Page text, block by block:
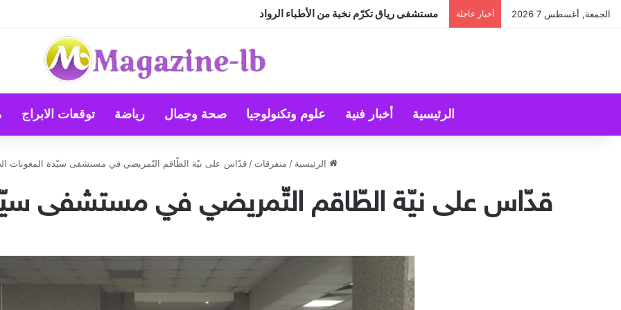
الجمعة, أغسطس 7 2026 أخبار عاجلة مستشفى رياق تكرّم نخبة من الأطباء الرواد
الرئيسية أخبار فنية علوم وتكنولوجيا صحة وجمال رياضة توقعات الابراج
الرئيسية / متفرقات / قدّاس على نيّة الطّاقم التّمريضي في مستشفى سيّدة المعونات
قدّاس على نيّة الطّاقم التّمريضي في مستشفى